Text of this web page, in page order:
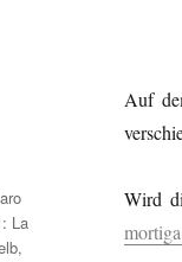
Auf
Wird
La
,